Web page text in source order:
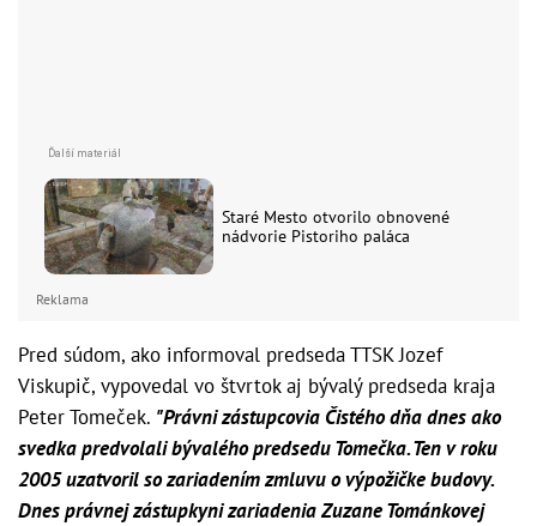
Staré Mesto otvorilo obnovené
nádvorie Pistoriho paláca
Reklama
Pred súdom, ako informoval predseda TTSK Jozef
Viskupič, vypovedal vo štvrtok aj bývalý predseda kraja
Peter Tomeček. "Právni zástupcovia Čistého dňa dnes ako
svedka predvolali bývalého predsedu Tomečka. Ten v roku
2005 uzatvoril so zariadením zmluvu o výpožičke budovy.
Dnes právnej zástupkyni zariadenia Zuzane Tománkovej